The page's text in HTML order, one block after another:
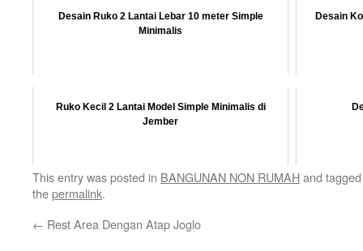
Desain Ruko 2 Lantai Lebar 10 meter Simple
Minimalis
Desain
Ruko Kecil 2 Lantai Model Simple Minimalis di
Jember
This entry was posted in BANGUNAN NON RUMAHand
thepermalink.
← Rest Area Dengan Atap Joglo